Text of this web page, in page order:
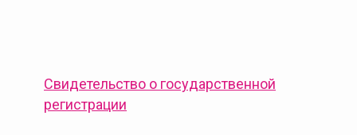
Свидетельство о государственной
регистрации